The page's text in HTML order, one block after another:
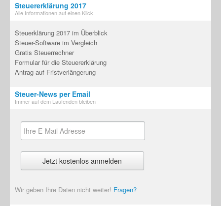
Steuererklärung 2017
Alle Informationen auf einen Klick
Steuerklärung 2017 im Überblick
Steuer-Software im Vergleich
Gratis Steuerrechner
Formular für die Steuererklärung
Antrag auf Fristverlängerung
Steuer-News per Email
Immer auf dem Laufenden bleiben
Wir geben Ihre Daten nicht weiter! Fragen?